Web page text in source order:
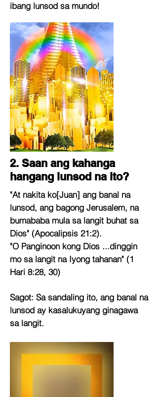
ibang lunsod sa mundo!
2. Saan ang kahanga
hangang lunsod na ito?
"At nakita ko[Juan] ang banal na
lunsod, ang bagong Jerusalem, na
bumababa mula sa langit buhat sa
Dios" (Apocalipsis 21:2).
"O Panginoon kong Dios ...dinggin
mo sa langit na Iyong tahanan" (1
Hari 8:28, 30)
Sagot: Sa sandaling ito, ang banal na
lunsod ay kasalukuyang ginagawa
sa langit.